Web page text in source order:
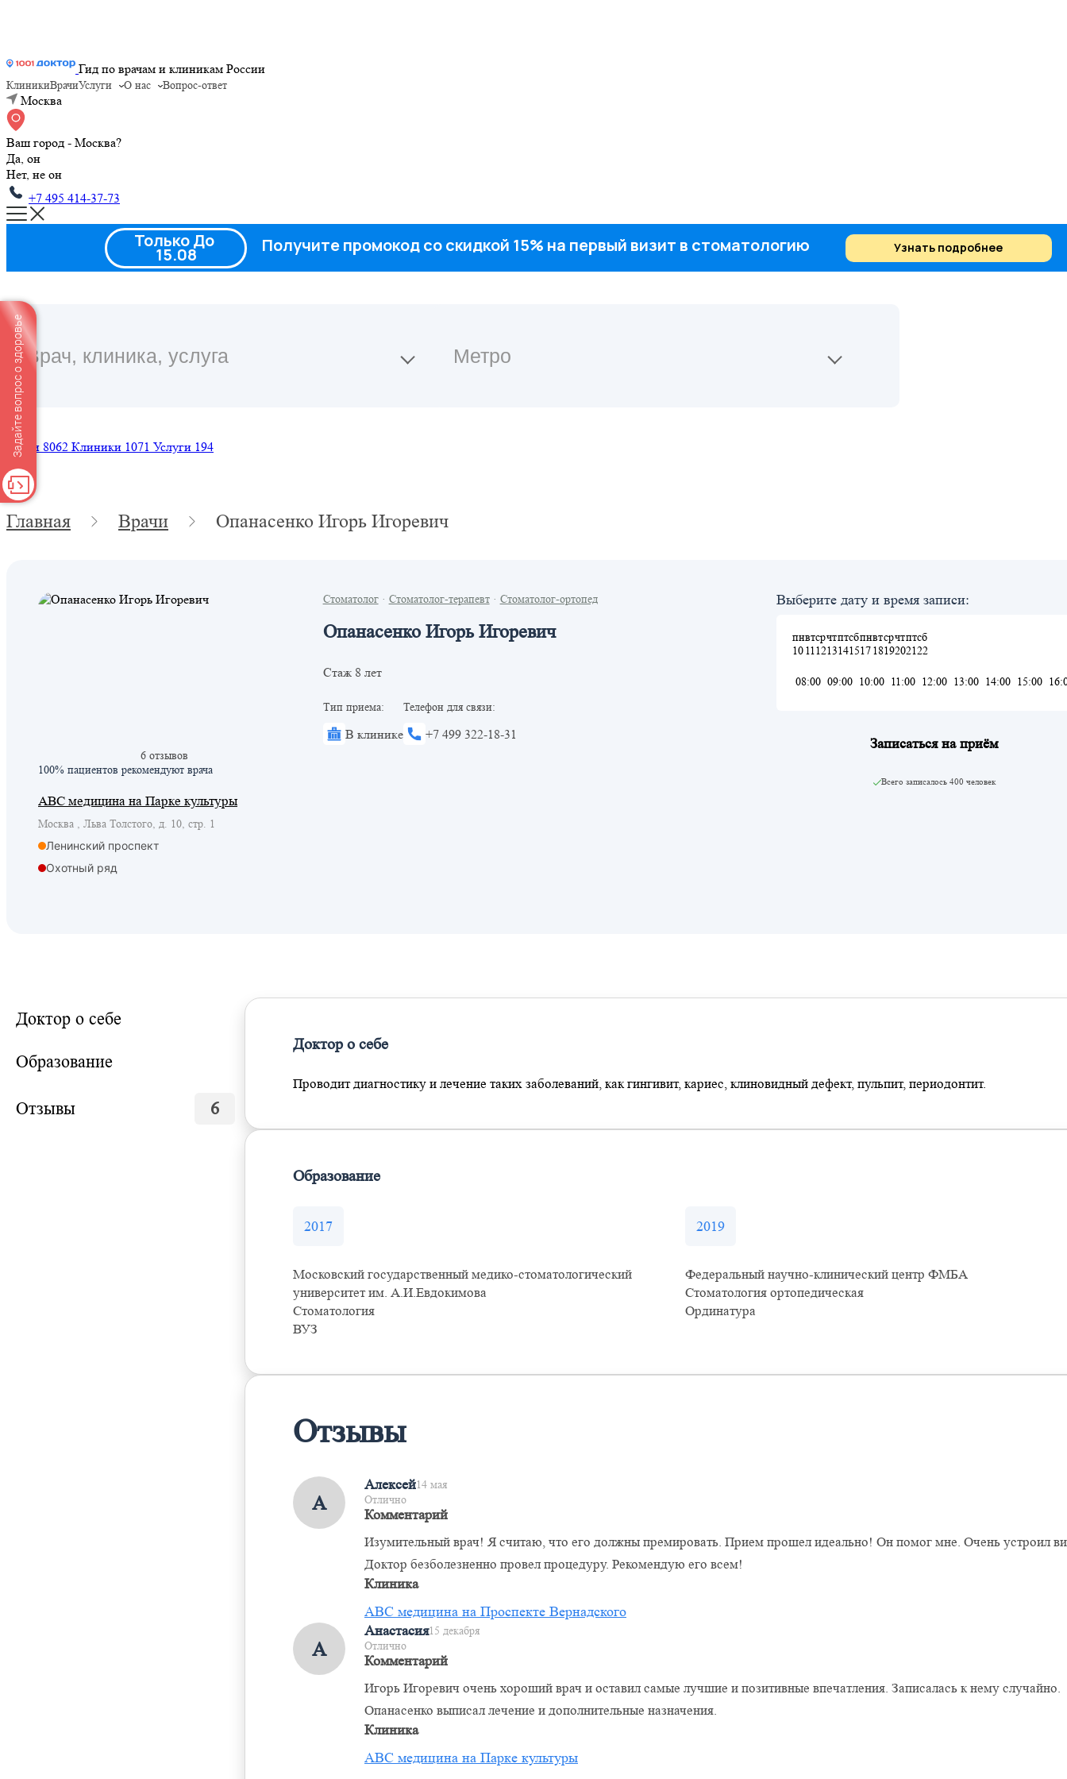
Гид по врачам и клиникам России
КлиникиВрачиУслуги О нас Вопрос-ответ
Москва
Ваш город - Москва?
Да, он
Нет, не он
+7 495 414-37-73
Врачи 8062 Клиники 1071 Услуги 194
Главная Врачи Опанасенко Игорь Игоревич
6 отзывов
100% пациентов рекомендуют врача
ABC медицина на Парке культуры
Москва , Льва Толстого, д. 10, стр. 1
Ленинский проспект
Охотный ряд
Стоматолог· Стоматолог-терапевт· Стоматолог-ортопед
Опанасенко Игорь Игоревич
Стаж 8 лет
Тип приема:
В клинике
Телефон для связи:
+7 499 322-18-31
Выберите дату и время записи:
пн
10
вт
11
ср
12
чт
13
пт
14
сб
15
пн
17
вт
18
ср
19
чт
20
пт
21
сб
22
08:00 09:00 10:00 11:00 12:00 13:00 14:00 15:00
Записаться на приём
Всего записалось 400 человек
Доктор о себе
Образование
Отзывы 6
Доктор о себе
Проводит диагностику и лечение таких заболеваний, как гингивит, кариес, клиновидный дефект, пульпит, периодонтит.
Образование
2017
Московский государственный медико-стоматологический
университет им. А.И.Евдокимова
Стоматология
ВУЗ
2019
Федеральный научно-клинический центр ФМБА
Стоматология ортопедическая
Ординатура
Отзывы
А
Алексей14 мая
Отлично
Комментарий
Изумительный врач! Я считаю, что его должны премировать. Прием прошел идеально! Он помог мне. Очень устроил
Доктор безболезненно провел процедуру. Рекомендую его всем!
Клиника
ABC медицина на Проспекте Вернадского
А
Анастасия15 декабря
Отлично
Комментарий
Игорь Игоревич очень хороший врач и оставил самые лучшие и позитивные впечатления. Записалась к нему случайно.
Опанасенко выписал лечение и дополнительные назначения.
Клиника
ABC медицина на Парке культуры
Только До
15.08 Получите промокод со скидкой 15% на первый визит в стоматологию Узнать подробнее
Задайте вопрос о здоровье